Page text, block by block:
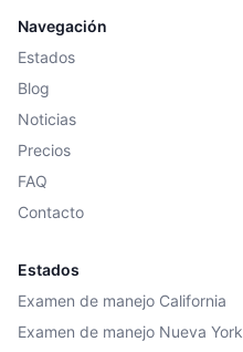
Navegación
Estados
Blog
Noticias
Precios
FAQ
Contacto
Estados
Examen de manejo California
Examen de manejo Nueva York